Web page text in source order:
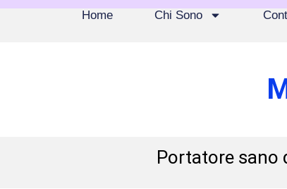
Home Chi Sono
Portatore sano